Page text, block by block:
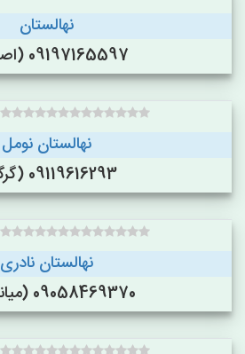
نهالستان
09197165597 (اصفهان)
نهالستان نومل
09119616293 (گرگان)
نهالستان نادری
09058469370 (میاندوآب)